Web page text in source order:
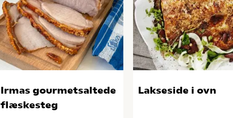
Irmas gourmetsaltede
flæskesteg
Lakseside i ovn